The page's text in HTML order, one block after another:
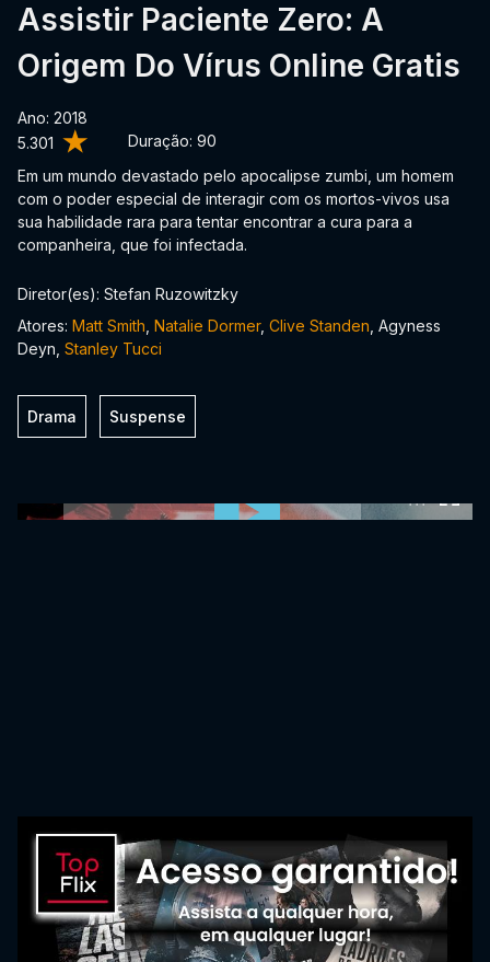
5.301 Duração: 90
Assistir Paciente Zero: A
Origem Do Vírus Online Gratis
Ano: 2018
Em um mundo devastado pelo apocalipse zumbi, um homem
com o poder especial de interagir com os mortos-vivos usa
sua habilidade rara para tentar encontrar a cura para a
companheira, que foi infectada.
Diretor(es): Stefan Ruzowitzky
Atores: Matt Smith Natalie Dormer, Clive Standen , Agyness
Deyn, Stanley Tucci
Drama Suspense